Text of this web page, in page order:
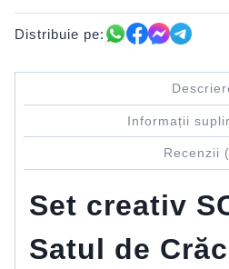
Distribuie pe:
Informații
Recenzii
Set creativ
Satul de